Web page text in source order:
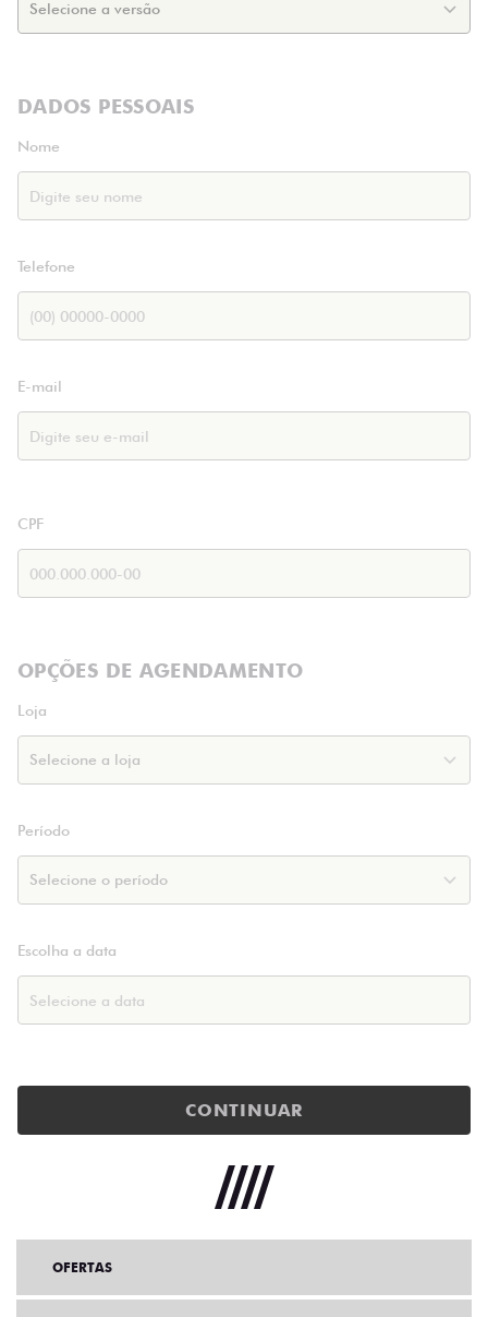
DADOS PESSOAIS
Nome
Telefone
E-mail
CPF
OPÇÕES DE AGENDAMENTO
Loja
Período
Escolha a data
CONTINUAR
OFERTAS